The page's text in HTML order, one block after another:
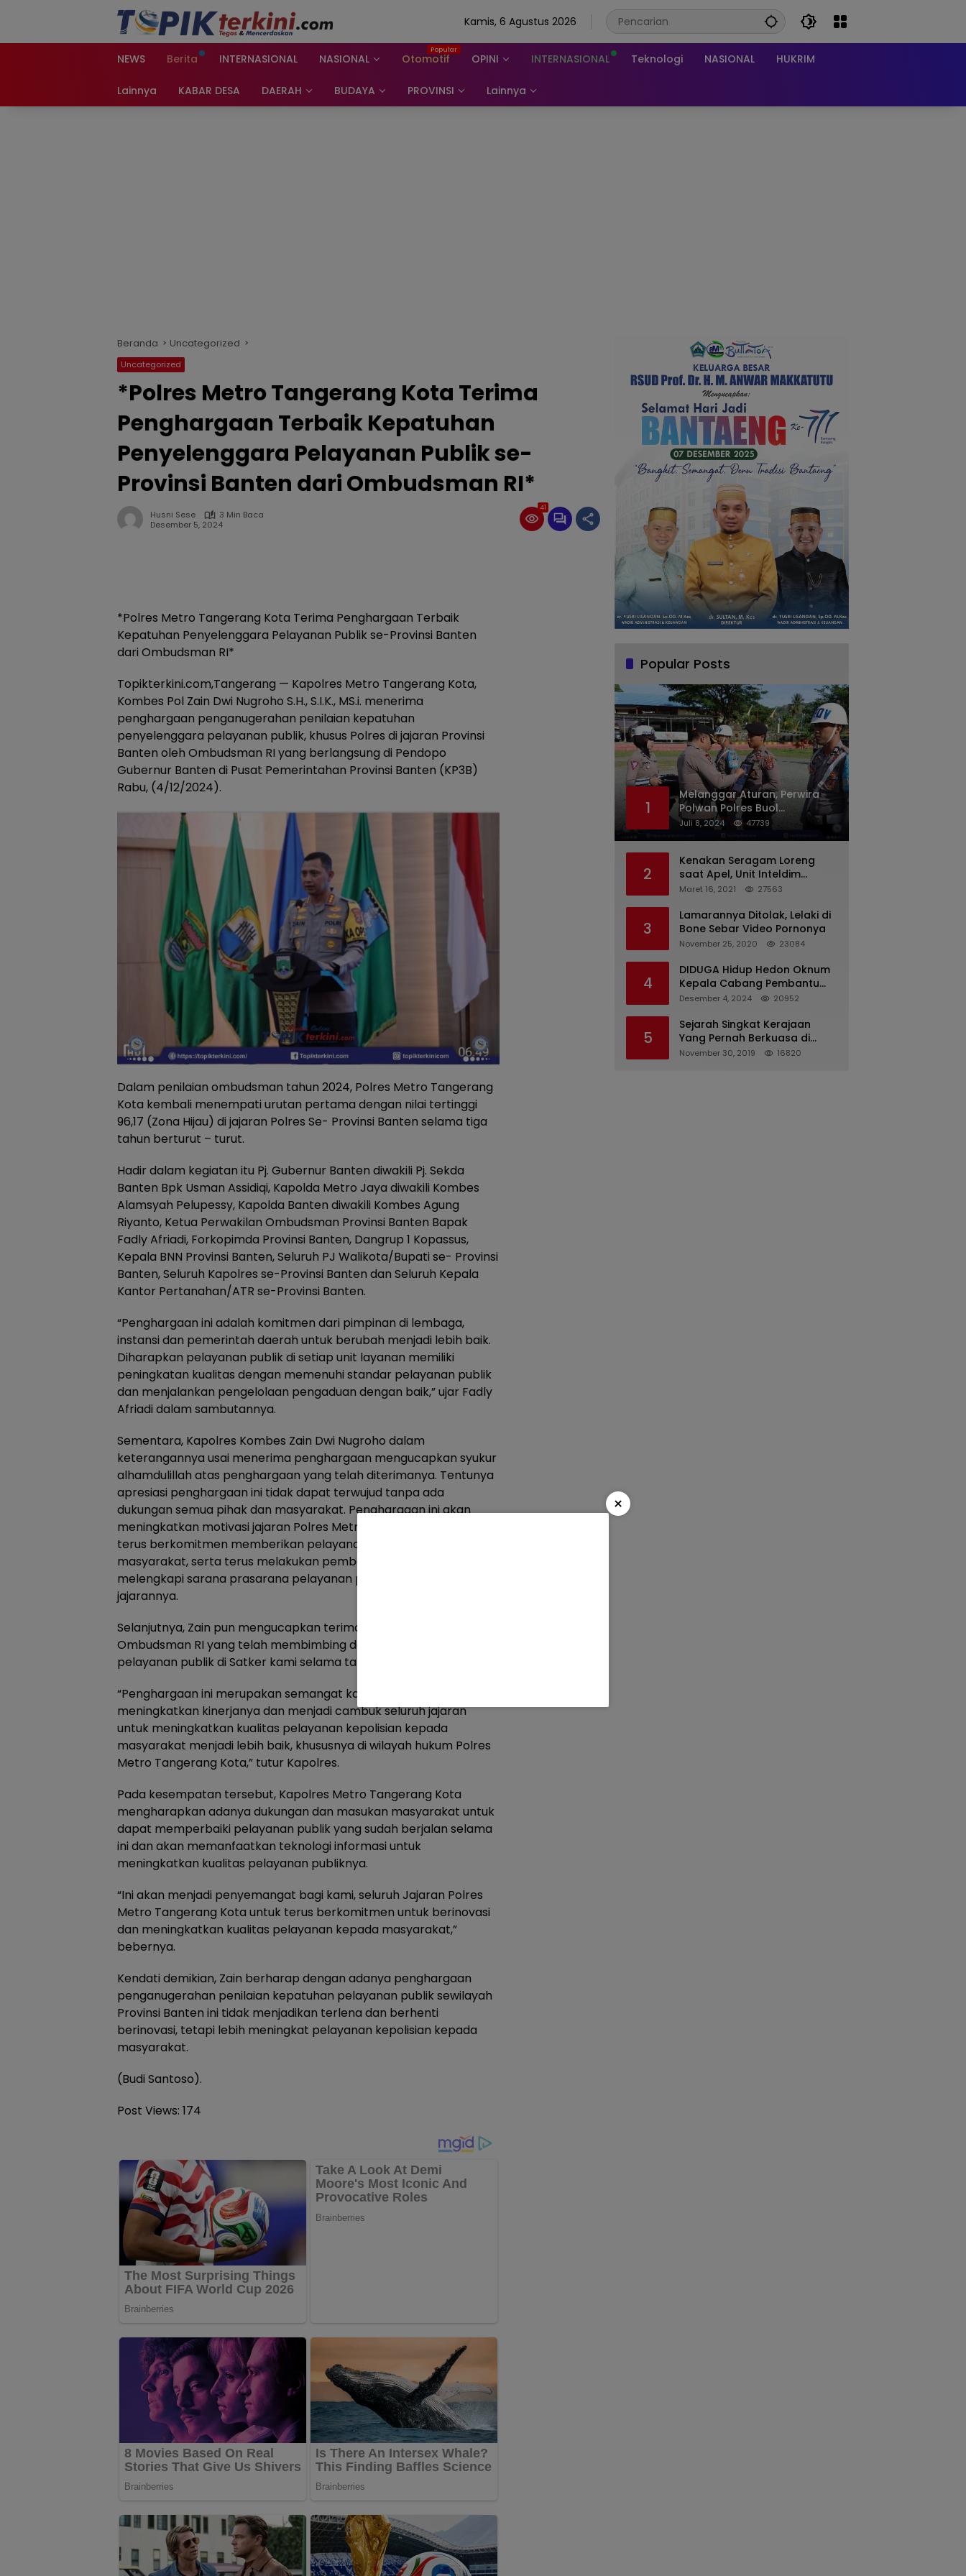
Kamis, 6 Agustus 2026
NEWS Berita INTERNASIONAL NASIONAL Otomotif OPINI INTERNASIONAL Teknologi NASIONAL HUKRIM
Lainnya KABAR DESA DAERAH BUDAYA PROVINSI Lainnya
Beranda Uncategorized
Uncategorized
*Polres Metro Tangerang Kota Terima
Penghargaan Terbaik Kepatuhan
Penyelenggara Pelayanan Publik se-
Provinsi Banten dari Ombudsman RI*
Husni Sese
3 Min Baca
Desember 5, 2024
41
*Polres Metro Tangerang Kota Terima Penghargaan Terbaik
Kepatuhan Penyelenggara Pelayanan Publik se-Provinsi Banten
dari Ombudsman RI*
Topikterkini.com,Tangerang — Kapolres Metro Tangerang Kota,
Kombes Pol Zain Dwi Nugroho S.H., S.I.K., MS.i. menerima
penghargaan penganugerahan penilaian kepatuhan
penyelenggara pelayanan publik, khusus Polres di jajaran Provinsi
Banten oleh Ombudsman RI yang berlangsung di Pendopo
Gubernur Banten di Pusat Pemerintahan Provinsi Banten (KP3B)
Rabu, (4/12/2024).
Dalam penilaian ombudsman tahun 2024, Polres Metro Tangerang
Kota kembali menempati urutan pertama dengan nilai tertinggi
96,17 (Zona Hijau) di jajaran Polres Se- Provinsi Banten selama tiga
tahun berturut – turut.
Hadir dalam kegiatan itu Pj. Gubernur Banten diwakili Pj. Sekda
Banten Bpk Usman Assidiqi, Kapolda Metro Jaya diwakili Kombes
Alamsyah Pelupessy, Kapolda Banten diwakili Kombes Agung
Riyanto, Ketua Perwakilan Ombudsman Provinsi Banten Bapak
Fadly Afriadi, Forkopimda Provinsi Banten, Dangrup 1 Kopassus,
Kepala BNN Provinsi Banten, Seluruh PJ Walikota/Bupati se- Provinsi
Banten, Seluruh Kapolres se-Provinsi Banten dan Seluruh Kepala
Kantor Pertanahan/ATR se-Provinsi Banten.
“Penghargaan ini adalah komitmen dari pimpinan di lembaga,
instansi dan pemerintah daerah untuk berubah menjadi lebih baik.
Diharapkan pelayanan publik di setiap unit layanan memiliki
peningkatan kualitas dengan memenuhi standar pelayanan publik
dan menjalankan pengelolaan pengaduan dengan baik,” ujar Fadly
Afriadi dalam sambutannya.
Sementara, Kapolres Kombes Zain Dwi Nugroho dalam
keterangannya usai menerima penghargaan mengucapkan syukur
alhamdulillah atas penghargaan yang telah diterimanya. Tentunya
apresiasi penghargaan ini tidak dapat terwujud tanpa ada
dukungan semua pihak dan masyarakat. Penghargaan ini akan
meningkatkan motivasi jajaran Polres Metro Tangerang Kota untuk
terus berkomitmen memberikan pelayanan terbaik kepada
masyarakat, serta terus melakukan pembenahan SDM dan
melengkapi sarana prasarana pelayanan publik yang ada di
jajarannya.
Selanjutnya, Zain pun mengucapkan terima kasih kepada
Ombudsman RI yang telah membimbing dan mengawasi
pelayanan publik di Satker kami selama tahun 2024.
“Penghargaan ini merupakan semangat kami untuk terus
meningkatkan kinerjanya dan menjadi cambuk seluruh jajaran
untuk meningkatkan kualitas pelayanan kepolisian kepada
masyarakat menjadi lebih baik, khususnya di wilayah hukum Polres
Metro Tangerang Kota,” tutur Kapolres.
Pada kesempatan tersebut, Kapolres Metro Tangerang Kota
mengharapkan adanya dukungan dan masukan masyarakat untuk
dapat memperbaiki pelayanan publik yang sudah berjalan selama
ini dan akan memanfaatkan teknologi informasi untuk
meningkatkan kualitas pelayanan publiknya.
“Ini akan menjadi penyemangat bagi kami, seluruh Jajaran Polres
Metro Tangerang Kota untuk terus berkomitmen untuk berinovasi
dan meningkatkan kualitas pelayanan kepada masyarakat,”
bebernya.
Kendati demikian, Zain berharap dengan adanya penghargaan
penganugerahan penilaian kepatuhan pelayanan publik sewilayah
Provinsi Banten ini tidak menjadikan terlena dan berhenti
berinovasi, tetapi lebih meningkat pelayanan kepolisian kepada
masyarakat.
(Budi Santoso).
Post Views: 174
Popular Posts
1
Melanggar Aturan, Perwira
Polwan Polres Buol
Diberhentikan Tidak Dengan
Juli 8, 2024 47739
2
Kenakan Seragam Loreng
saat Apel, Unit Inteldim
1426/Takalar Datangi
Maret 16, 2021 27563
3
Lamarannya Ditolak, Lelaki di
Bone Sebar Video Pornonya
November 25, 2020 23084
4
DIDUGA Hidup Hedon Oknum
Kepala Cabang Pembantu
Bank syariah Indonesia Unit
Tipu Nasabah Prioritasnya
Hingga Milyaran Rupiah dan
Bilyet Giro Tidak Terdaftar,
Desember 4, 2024 20952
5
Sejarah Singkat Kerajaan
Yang Pernah Berkuasa di
Sinjai
November 30, 2019 16820
×